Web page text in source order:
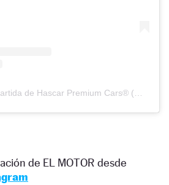
de EL MOTOR desde